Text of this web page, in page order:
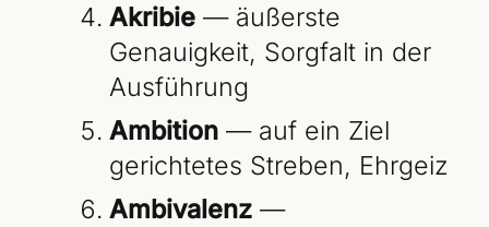
Akribie— äußerste
Genauigkeit, Sorgfalt in der
Ausführung
Ambition— auf ein Ziel
gerichtetes Streben, Ehrgeiz
Ambivalenz—